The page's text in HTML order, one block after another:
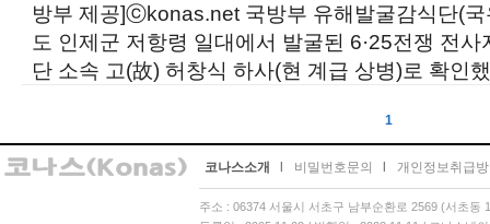
방부 제공]ⓒkonas.net 국방부 유해발굴감식단(
도 인제군 저항령 일대에서 발굴된 6·25전쟁 전
단 소속 고(故) 허창식 하사(현 계급 상병)로 확인
1
코나스소개 비밀번호문의 개인정보취급
주소 : 06374 서울시 서초구 남부순환로 2569 (서초